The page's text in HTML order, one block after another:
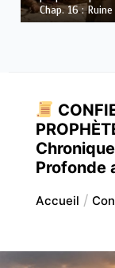
Dieu
Profonde
Accueil